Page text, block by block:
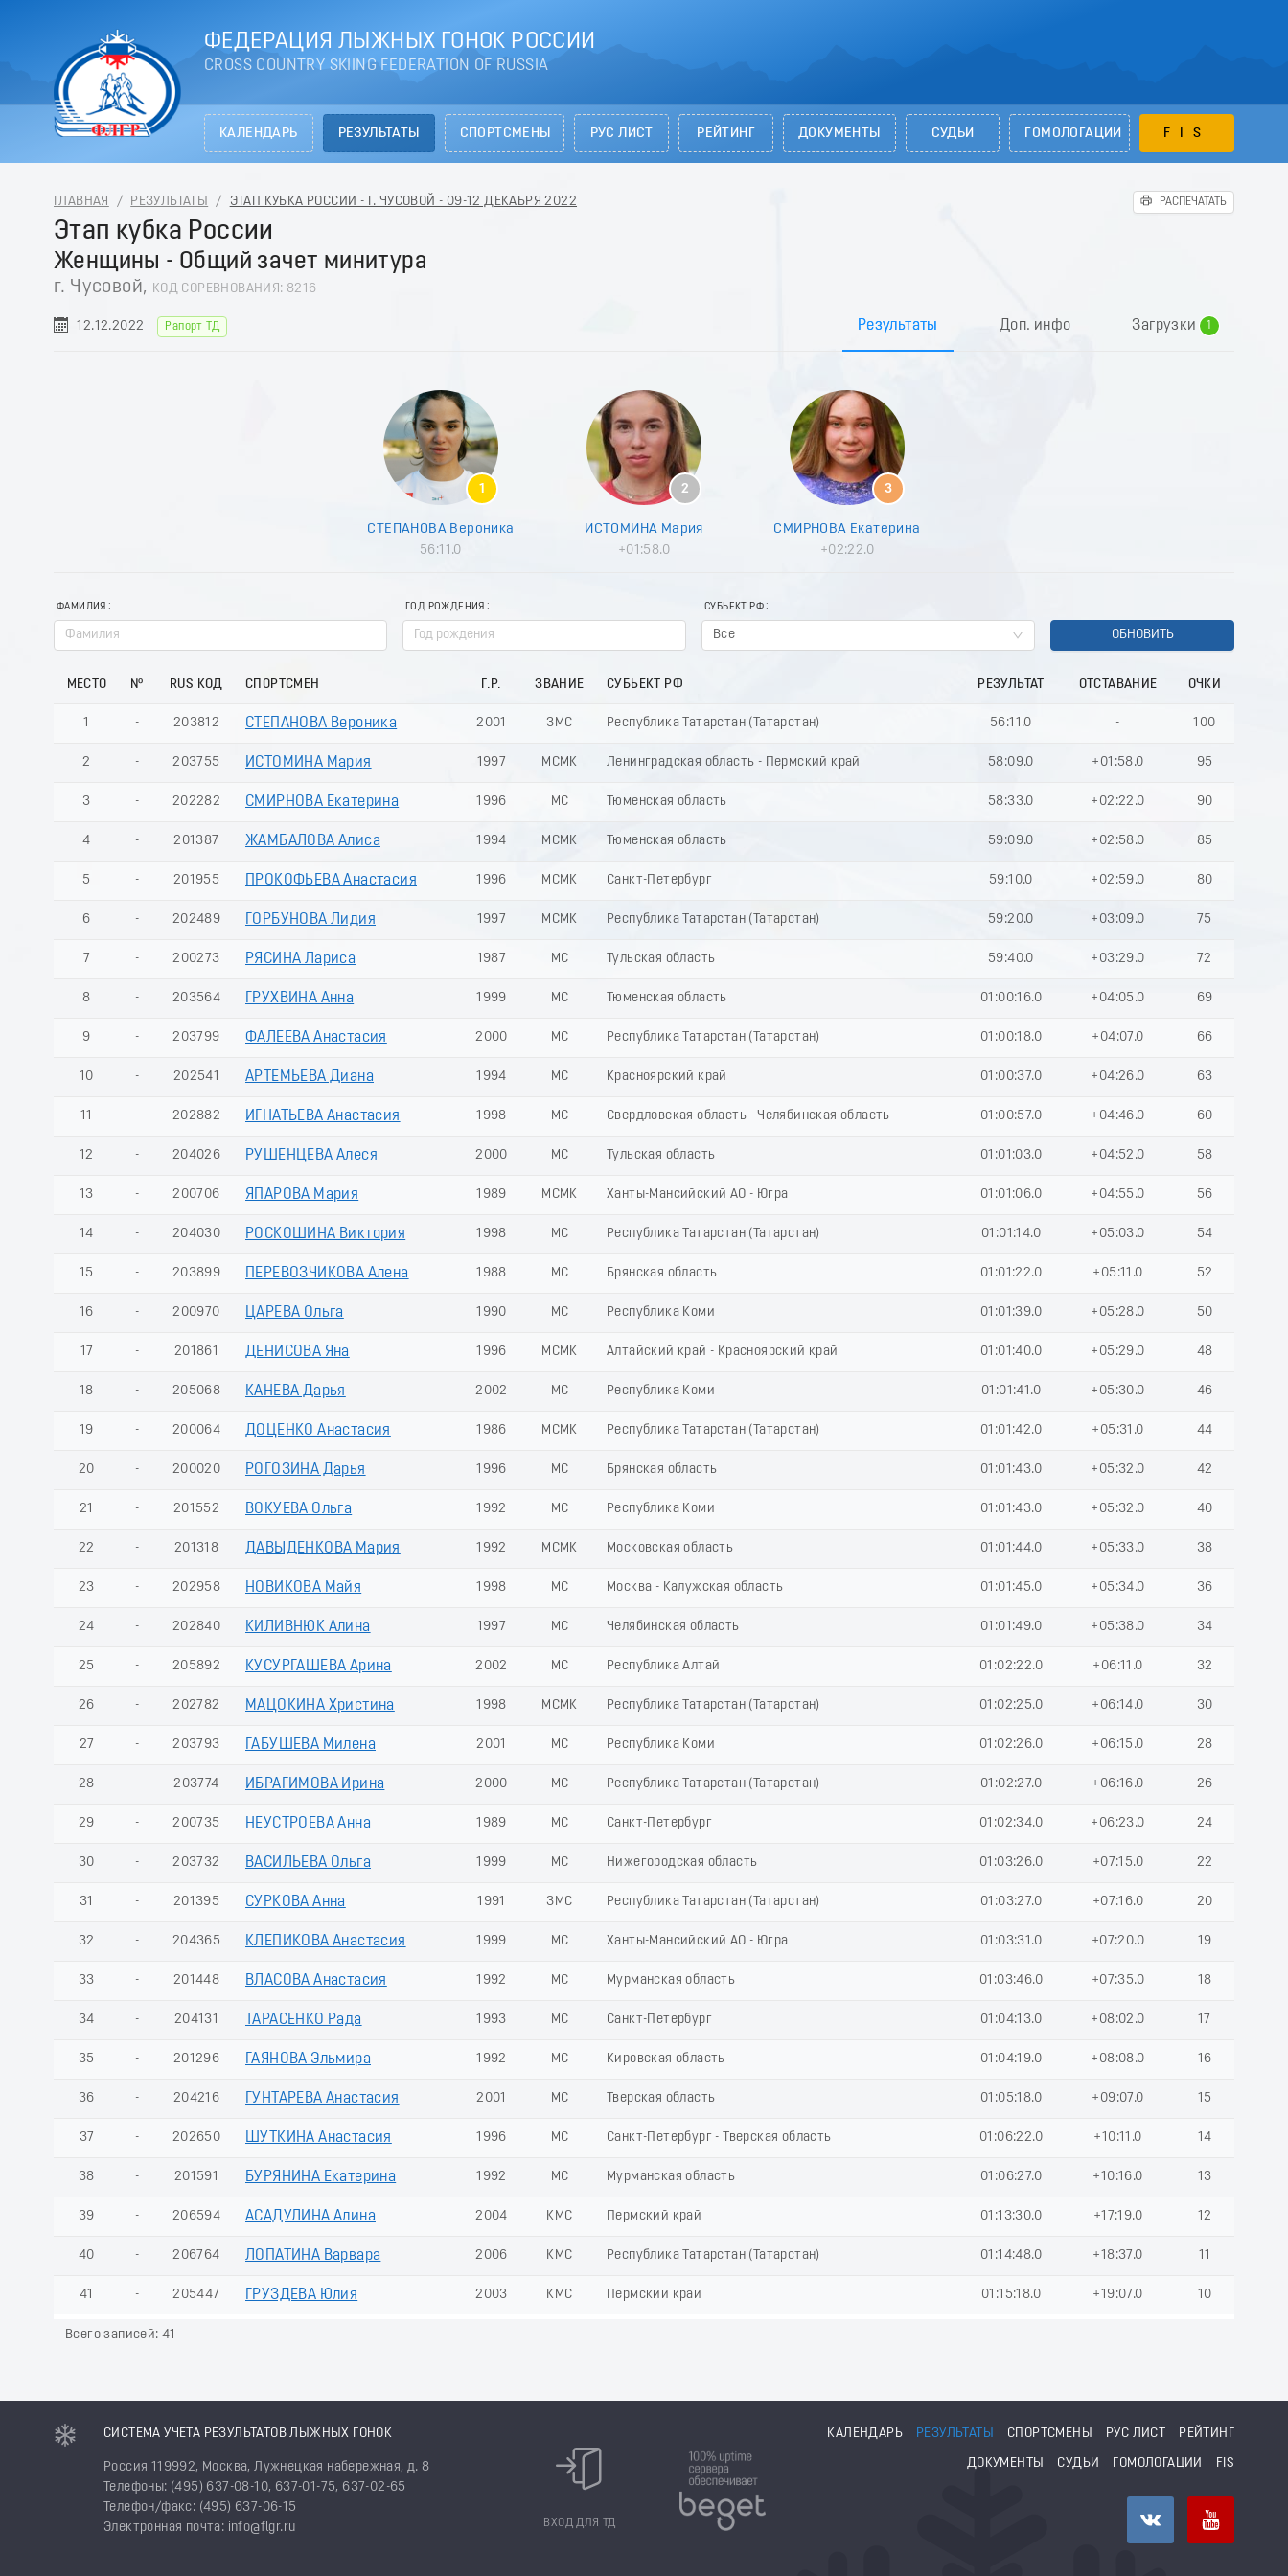
ФЕДЕРАЦИЯ ЛЫЖНЫХ ГОНОК РОССИИ
CROSS COUNTRY SKIING FEDERATION OF RUSSIA
КАЛЕНДАРЬ РЕЗУЛЬТАТЫ СПОРТСМЕНЫ РУС ЛИСТ РЕЙТИНГ ДОКУМЕНТЫ СУДЬИ ГОМОЛОГАЦИИ FIS
ГЛАВНАЯ / РЕЗУЛЬТАТЫ / ЭТАП КУБКА РОССИИ - Г. ЧУСОВОЙ - 09-12 ДЕКАБРЯ 2022 РАСПЕЧАТАТЬ
Этап кубка России
Женщины - Общий зачет минитура
г. Чусовой, КОД СОРЕВНОВАНИЯ: 8216
12.12.2022 Рапорт ТД Результаты Доп. инфо Загрузки
1
8
0
2
4
6
8
1
СТЕПАНОВА Вероника
56:11.0
2
ИСТОМИНА Мария
+01:58.0
3
СМИРНОВА Екатерина
+02:22.0
ФАМИЛИЯ ГОД РОЖДЕНИЯ СУБЬЕКТ РФ
Все ОБНОВИТЬ
МЕСТО № RUS КОД СПОРТСМЕН Г.Р. ЗВАНИЕ СУБЬЕКТ РФ РЕЗУЛЬТАТ ОТСТАВАНИЕ ОЧКИ
1 - 203812 СТЕПАНОВА Вероника 2001 ЗМС Республика Татарстан (Татарстан) 56:11.0 - 100
2 - 203755 ИСТОМИНА Мария 1997 МСМК Ленинградская область - Пермский край 58:09.0 +01:58.0 95
3 - 202282 СМИРНОВА Екатерина 1996 МС Тюменская область 58:33.0 +02:22.0 90
4 - 201387 ЖАМБАЛОВА Алиса 1994 МСМК Тюменская область 59:09.0 +02:58.0 85
5 - 201955 ПРОКОФЬЕВА Анастасия 1996 МСМК Санкт-Петербург 59:10.0 +02:59.0 80
6 - 202489 ГОРБУНОВА Лидия 1997 МСМК Республика Татарстан (Татарстан) 59:20.0 +03:09.0 75
7 - 200273 РЯСИНА Лариса 1987 МС Тульская область 59:40.0 +03:29.0 72
8 - 203564 ГРУХВИНА Анна 1999 МС Тюменская область 01:00:16.0 +04:05.0 69
9 - 203799 ФАЛЕЕВА Анастасия 2000 МС Республика Татарстан (Татарстан) 01:00:18.0 +04:07.0 66
10 - 202541 АРТЕМЬЕВА Диана 1994 МС Красноярский край 01:00:37.0 +04:26.0 63
11 - 202882 ИГНАТЬЕВА Анастасия 1998 МС Свердловская область - Челябинская область 01:00:57.0 +04:46.0 60
12 - 204026 РУШЕНЦЕВА Алеся 2000 МС Тульская область 01:01:03.0 +04:52.0 58
13 - 200706 ЯПАРОВА Мария 1989 МСМК Ханты-Мансийский АО - Югра 01:01:06.0 +04:55.0 56
14 - 204030 РОСКОШИНА Виктория 1998 МС Республика Татарстан (Татарстан) 01:01:14.0 +05:03.0 54
15 - 203899 ПЕРЕВОЗЧИКОВА Алена 1988 МС Брянская область 01:01:22.0 +05:11.0 52
16 - 200970 ЦАРЕВА Ольга 1990 МС Республика Коми 01:01:39.0 +05:28.0 50
17 - 201861 ДЕНИСОВА Яна 1996 МСМК Алтайский край - Красноярский край 01:01:40.0 +05:29.0 48
18 - 205068 КАНЕВА Дарья 2002 МС Республика Коми 01:01:41.0 +05:30.0 46
19 - 200064 ДОЦЕНКО Анастасия 1986 МСМК Республика Татарстан (Татарстан) 01:01:42.0 +05:31.0 44
20 - 200020 РОГОЗИНА Дарья 1996 МС Брянская область 01:01:43.0 +05:32.0 42
21 - 201552 ВОКУЕВА Ольга 1992 МС Республика Коми 01:01:43.0 +05:32.0 40
22 - 201318 ДАВЫДЕНКОВА Мария 1992 МСМК Московская область 01:01:44.0 +05:33.0 38
23 - 202958 НОВИКОВА Майя 1998 МС Москва - Калужская область 01:01:45.0 +05:34.0 36
24 - 202840 КИЛИВНЮК Алина 1997 МС Челябинская область 01:01:49.0 +05:38.0 34
25 - 205892 КУСУРГАШЕВА Арина 2002 МС Республика Алтай 01:02:22.0 +06:11.0 32
26 - 202782 МАЦОКИНА Христина 1998 МСМК Республика Татарстан (Татарстан) 01:02:25.0 +06:14.0 30
27 - 203793 ГАБУШЕВА Милена 2001 МС Республика Коми 01:02:26.0 +06:15.0 28
28 - 203774 ИБРАГИМОВА Ирина 2000 МС Республика Татарстан (Татарстан) 01:02:27.0 +06:16.0 26
29 - 200735 НЕУСТРОЕВА Анна 1989 МС Санкт-Петербург 01:02:34.0 +06:23.0 24
30 - 203732 ВАСИЛЬЕВА Ольга 1999 МС Нижегородская область 01:03:26.0 +07:15.0 22
31 - 201395 СУРКОВА Анна 1991 ЗМС Республика Татарстан (Татарстан) 01:03:27.0 +07:16.0 20
32 - 204365 КЛЕПИКОВА Анастасия 1999 МС Ханты-Мансийский АО - Югра 01:03:31.0 +07:20.0 19
33 - 201448 ВЛАСОВА Анастасия 1992 МС Мурманская область 01:03:46.0 +07:35.0 18
34 - 204131 ТАРАСЕНКО Рада 1993 МС Санкт-Петербург 01:04:13.0 +08:02.0 17
35 - 201296 ГАЯНОВА Эльмира 1992 МС Кировская область 01:04:19.0 +08:08.0 16
36 - 204216 ГУНТАРЕВА Анастасия 2001 МС Тверская область 01:05:18.0 +09:07.0 15
37 - 202650 ШУТКИНА Анастасия 1996 МС Санкт-Петербург - Тверская область 01:06:22.0 +10:11.0 14
38 - 201591 БУРЯНИНА Екатерина 1992 МС Мурманская область 01:06:27.0 +10:16.0 13
39 - 206594 АСАДУЛИНА Алина 2004 КМС Пермский край 01:13:30.0 +17:19.0 12
40 - 206764 ЛОПАТИНА Варвара 2006 КМС Республика Татарстан (Татарстан) 01:14:48.0 +18:37.0 11
41 - 205447 ГРУЗДЕВА Юлия 2003 КМС Пермский край 01:15:18.0 +19:07.0 10
Всего записей: 41
СИСТЕМА УЧЕТА РЕЗУЛЬТАТОВ ЛЫЖНЫХ ГОНОК
Россия 119992, Москва, Лужнецкая набережная, д. 8
Телефоны: (495) 637-08-10, 637-01-75, 637-02-65
Телефон/факс: (495) 637-06-15
Электронная почта: info@flgr.ru
ВХОД ДЛЯ ТД
КАЛЕНДАРЬ РЕЗУЛЬТАТЫ СПОРТСМЕНЫ РУС ЛИСТ РЕЙТИНГ
ДОКУМЕНТЫ СУДЬИ ГОМОЛОГАЦИИ FIS